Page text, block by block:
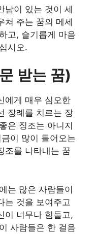
남이 있는 것이 세
쳐 주는 꿈의 메세
고, 슬기롭게 마음
시오.
받는 꿈)
에게 매우 심오한
장례를 치르는 장
은 징조는 아니지
이 많이 들어오는
조를 나타내는 꿈
는 많은 사람들이
는 것을 보여주고
이 너무나 힘들고,
사람들은 한 걸음